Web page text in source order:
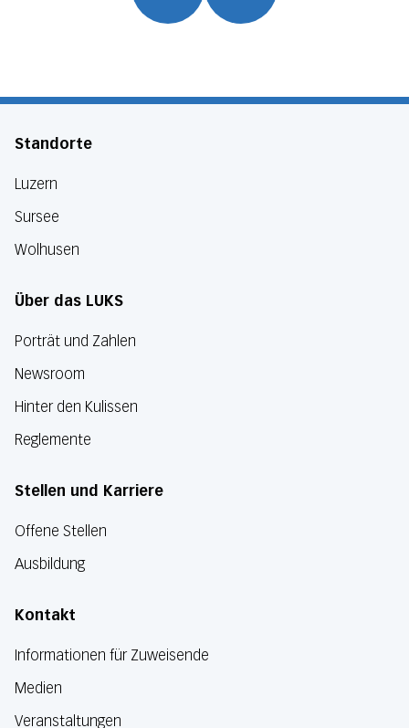
Standorte
Luzern
Sursee
Wolhusen
Über das LUKS
Porträt und Zahlen
Newsroom
Hinter den Kulissen
Reglemente
Stellen und Karriere
Offene Stellen
Ausbildung
Kontakt
Informationen für Zuweisende
Medien
Veranstaltungen